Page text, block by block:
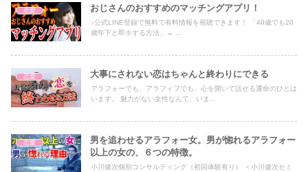
恋愛 おじさんのおすすめのマッチングアプリ！
↓公式LINE登録で無料で有料情報を視聴できます！ 「40歳でも20
歳年下と即ホする方法」→ ...
恋愛 大事にされない恋はちゃんと終わりにできる
アラフォーでも、アラフィフでも、心を開いて話せる運命のひとは
います。 魅力がない女性なんて、いま...
恋愛
男を追わせるアラフォー女。男が惚れるアラフォー
以上の女の、６つの特徴。
小川健次個別コンサルティング（初回体験有り） ＜小川健次セミ